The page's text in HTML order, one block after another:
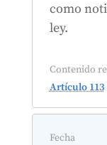
como
ley.
Contenido
Artículo 113
Fecha